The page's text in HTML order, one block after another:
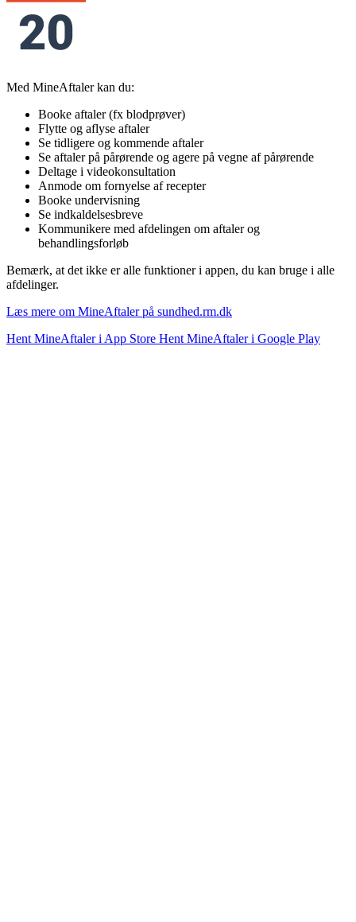
Med MineAftaler kan du:
Booke aftaler (fx blodprøver)
Flytte og aflyse aftaler
Se tidligere og kommende aftaler
Se aftaler på pårørende og agere på vegne af pårørende
Deltage i videokonsultation
Anmode om fornyelse af recepter
Booke undervisning
Se indkaldelsesbreve
Kommunikere med afdelingen om aftaler og
behandlingsforløb
Bemærk, at det ikke er alle funktioner i appen, du kan bruge i alle
afdelinger.
Læs mere om MineAftaler på sundhed.rm.dk
Hent MineAftaler i App Store Hent MineAftaler i Google Play